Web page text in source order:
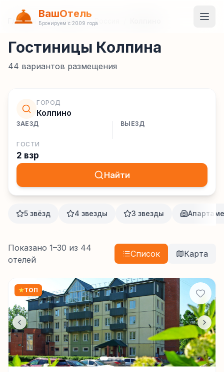
ВашОтель
Бронируем с 2009 года
Главная / Гостиницы / Россия
Гостиницы Колпина
44 вариантов размещения
ГОРОД
Колпино
ЗАЕЗД ВЫЕЗД
ГОСТИ
2 взр
Найти
5 звёзд 4 звезды 3 звезды
Показано 1–30 из 44
отелей
Список Карта
★ТОП